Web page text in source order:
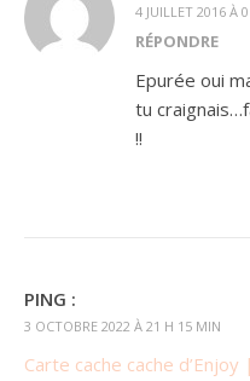
4 JUILLET 2016 À
RÉPONDRE
Epurée oui
tu
!!
PING :
3 OCTOBRE 2022 À 21 H 15 MIN
Carte cache cache